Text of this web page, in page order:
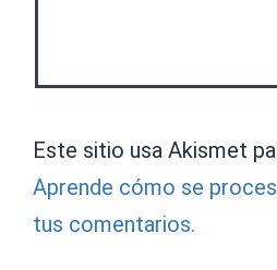
Este sitio usa Akismet
Aprende cómo se
tus comentarios.